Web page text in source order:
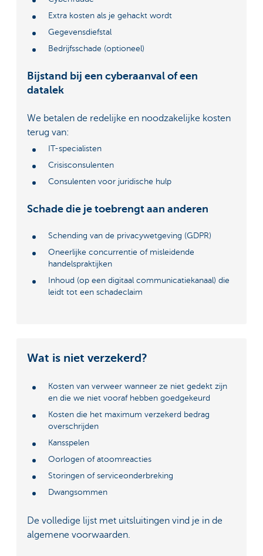
Extra kosten als je gehackt wordt
Gegevensdiefstal
Bedrijfsschade (optioneel)
Bijstand bij een cyberaanval of een
datalek
We betalen de redelijke en noodzakelijke kosten
terug van:
IT-specialisten
Crisisconsulenten
Consulenten voor juridische hulp
Schade die je toebrengt aan anderen
Schending van de privacywetgeving (GDPR)
Oneerlijke concurrentie of misleidende
handelspraktijken
Inhoud (op een digitaal communicatiekanaal) die
leidt tot een schadeclaim
Wat is niet verzekerd?
Kosten van verweer wanneer ze niet gedekt zijn
en die we niet vooraf hebben goedgekeurd
Kosten die het maximum verzekerd bedrag
overschrijden
Kansspelen
Oorlogen of atoomreacties
Storingen of serviceonderbreking
Dwangsommen
De volledige lijst met uitsluitingen vind je in de
algemene voorwaarden.